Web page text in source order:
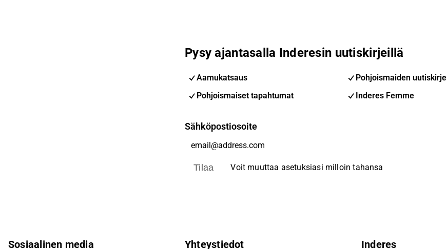
Pysy ajantasalla Inderesin uutiskirjeillä
Aamukatsaus
Pohjoismaiden uutiskirje
Pohjoismaiset tapahtumat
Inderes Femme
Sähköpostiosoite
Tilaa Voit muuttaa asetuksiasi milloin tahansa
Sosiaalinen media Yhteystiedot Inderes